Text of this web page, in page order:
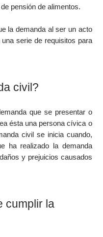
pensión de alimentos.
la demanda al ser un acto
serie de requisitos para
civil?
que se presentar o
ésta una persona cívica o
civil se inicia cuando,
ha realizado la demanda
y prejuicios causados
cumplir la